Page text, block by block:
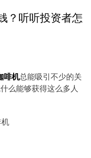
？听听投资者怎
啡机总能吸引不少的关
么能够获得这么多人